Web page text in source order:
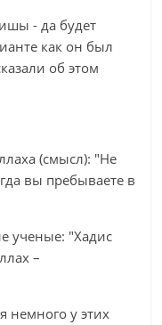
- да будет
как он был
об этом
(смысл): "Не
вы пребываете в
ученые: "Хадис
–
немного у этих